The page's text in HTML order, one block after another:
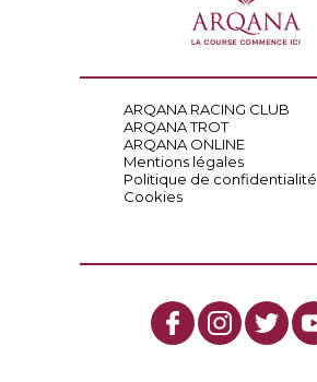
ARQANA RACING CLUB
ARQANA TROT
ARQANA ONLINE
Mentions légales
Politique de confidentialité
Cookies